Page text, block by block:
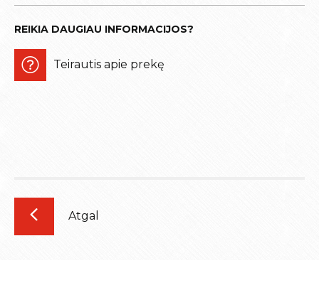
REIKIA DAUGIAU INFORMACIJOS?
Teirautis apie prekę
Atgal